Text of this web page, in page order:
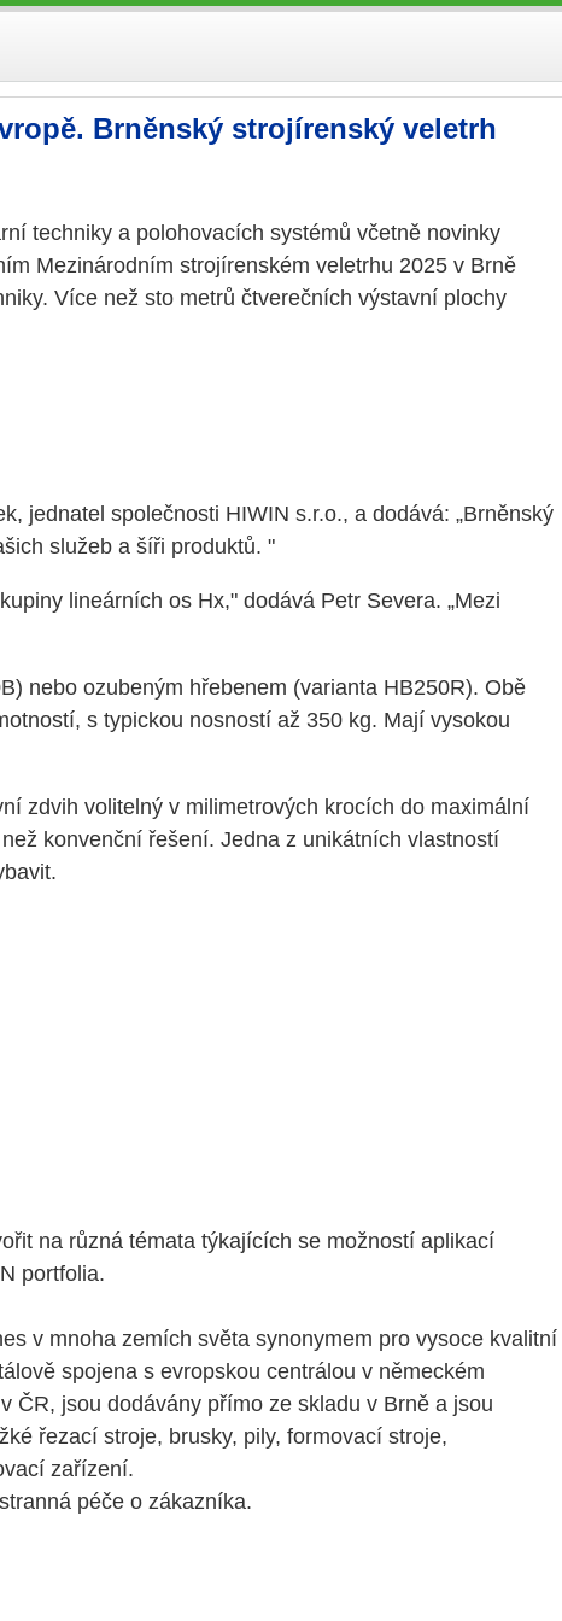
Brněnský strojírenský veletrh
techniky a polohovacích systémů včetně novinky
Mezinárodním strojírenském veletrhu 2025 v Brně
Více než sto metrů čtverečních výstavní plochy
jednatel společnosti HIWIN s.r.o., a dodává: „Brněnský
služeb a šíři produktů. "
lineárních os Hx," dodává Petr Severa. „Mezi
nebo ozubeným hřebenem (varianta HB250R). Obě
s typickou nosností až 350 kg. Mají vysokou
zdvih volitelný v milimetrových krocích do maximální
konvenční řešení. Jedna z unikátních vlastností
na různá témata týkajících se možností aplikací
portfolia.
v mnoha zemích světa synonymem pro vysoce kvalitní
spojena s evropskou centrálou v německém
ČR, jsou dodávány přímo ze skladu v Brně a jsou
řezací stroje, brusky, pily, formovací stroje,
zařízení.
péče o zákazníka.